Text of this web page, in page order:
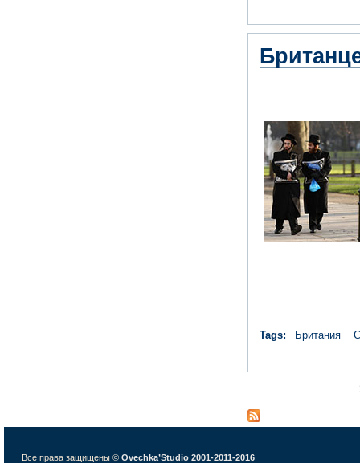
Tags: Британия
Все права защищены © Ovechka’Studio 2001-2011-2016